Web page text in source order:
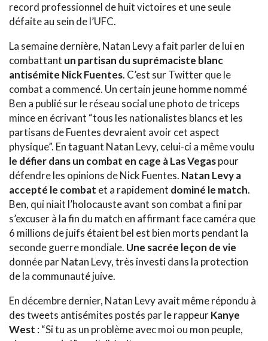
record professionnel de huit victoires et une seule
défaite au sein de l’UFC.
La semaine dernière, Natan Levy a fait parler de lui en
combattant un partisan du suprémaciste blanc
antisémite Nick Fuentes. C’est sur Twitter que le
combat a commencé. Un certain jeune homme nommé
Ben a publié sur le réseau social une photo de triceps
mince en écrivant “tous les nationalistes blancs et les
partisans de Fuentes devraient avoir cet aspect
physique”. En taguant Natan Levy, celui-ci a même voulu
le défier dans un combat en cage à Las Vegaspour
défendre les opinions de Nick Fuentes. Natan Levy a
accepté le combat et a rapidement dominé le match.
Ben, qui niait l’holocauste avant son combat a fini par
s’excuser à la fin du match en affirmant face caméra que
6 millions de juifs étaient bel est bien morts pendant la
seconde guerre mondiale. Une sacrée leçon de vie
donnée par Natan Levy, très investi dans la protection
de la communauté juive.
En décembre dernier, Natan Levy avait même répondu à
des tweets antisémites postés par le rappeurKanye
West : “Si tu as un problème avec moi ou mon peuple,